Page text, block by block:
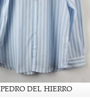
PEDRO DEL HIERRO